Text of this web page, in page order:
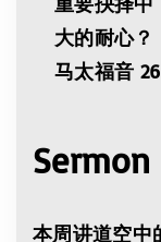
大的耐心？
马太福音
本周讲道空中